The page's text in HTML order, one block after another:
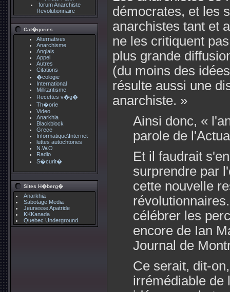
forum Anarchiste
Revolutionnaire
Cat�gories
Alternatives
Anarchisme
Anglais
Appel
Autres
Citations
�cologie
International
Millitantisme
Recettes v�g�
Th�orie
Video
Anarkhia
Blackblock
Grece
Informatique\Internet
luttes autochtones
N.W.O
Radio
S�curit�
Sites H�berg�
Anarkhia
Sabotage Media
Jeunesse Apatride
KKKanada
Quebec Underground
démocrates, et les
anarchistes tant et
ne les critiquent
plus grande
(du moins des
résulte aussi une
anarchiste. »
Ainsi donc, «
parole de
Et il faudrait
surprendre par
cette nouvelle
célébrer les
encore de Ian
Journal de
Ce serait, dit-
irrémédiable de